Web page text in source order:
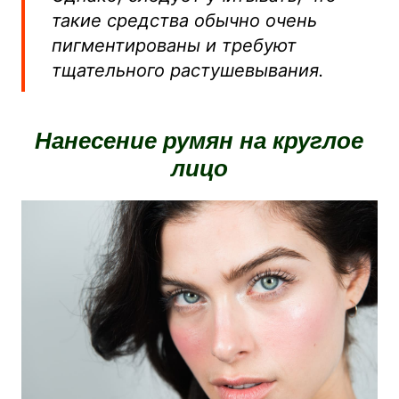
такие средства обычно очень
пигментированы и требуют
тщательного растушевывания.
Нанесение румян на круглое
лицо